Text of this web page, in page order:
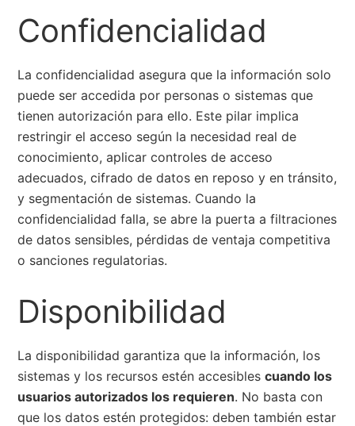
Confidencialidad
La confidencialidad asegura que la información solo
puede ser accedida por personas o sistemas que
tienen autorización para ello. Este pilar implica
restringir el acceso según la necesidad real de
conocimiento, aplicar controles de acceso
adecuados, cifrado de datos en reposo y en tránsito,
y segmentación de sistemas. Cuando la
confidencialidad falla, se abre la puerta a filtraciones
de datos sensibles, pérdidas de ventaja competitiva
o sanciones regulatorias.
Disponibilidad
La disponibilidad garantiza que la información, los
sistemas y los recursos estén accesiblescuando los
usuarios autorizados los requieren. No basta con
que los datos estén protegidos: deben también estar